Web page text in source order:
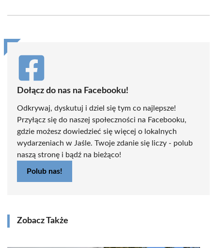
(Twitter)
Dołącz do nas na Facebooku!
Odkrywaj, dyskutuj i dziel się tym co najlepsze!
Przyłącz się do naszej społeczności na Facebooku,
gdzie możesz dowiedzieć się więcej o lokalnych
wydarzeniach w Jaśle. Twoje zdanie się liczy - polub
naszą stronę i bądź na bieżąco!
Polub nas!
Zobacz Także